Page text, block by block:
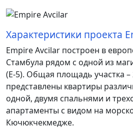
Характеристики проекта
Empire Avcilar построен в
Стамбула рядом с одной из
(Е-5). Общая площадь участка –
представлены квартиры
одной, двумя спальнями и
апартаменты с видом на
Кючюкчекмедже.